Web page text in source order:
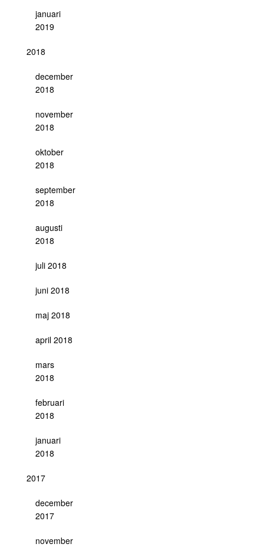
januari
2019
2018
december
2018
november
2018
oktober
2018
september
2018
augusti
2018
juli 2018
juni 2018
maj 2018
april 2018
mars
2018
februari
2018
januari
2018
2017
december
2017
november